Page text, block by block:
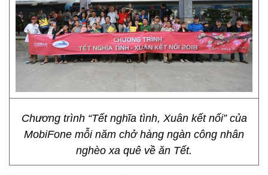
Chương trình “Tết nghĩa tình, Xuân kết nối” của
MobiFone mỗi năm chở hàng ngàn công nhân
nghèo xa quê về ăn Tết.